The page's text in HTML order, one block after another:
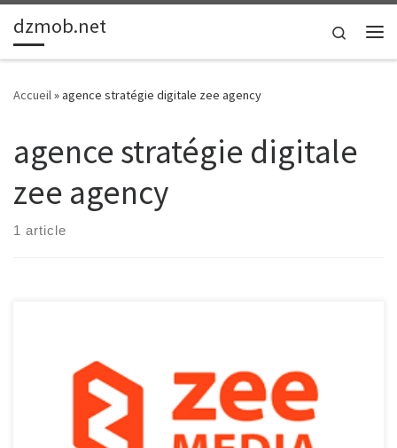
Passer au contenu
dzmob.net
Search
Accueil»agence stratégie digitale zee agency
agence stratégie digitale
zee agency
1 article
Zee Agency : Votre partenaire pour une stratégie digitale
gagnante Dans un monde de plus en plus connecté, la présence
en ligne est devenue essentielle pour toute entreprise qui
souhaite prospérer. C’est là que Zee Agency entre en jeu. En tant
qu’agence spécialisée dans la stratégie digitale, Zee Agency offre